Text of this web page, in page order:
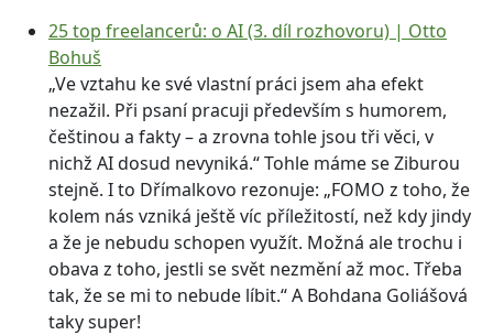
25 top freelancerů: o AI (3. díl rozhovoru) | Otto
Bohuš
„Ve vztahu ke své vlastní práci jsem aha efekt
nezažil. Při psaní pracuji především s humorem,
češtinou a fakty – a zrovna tohle jsou tři věci, v
nichž AI dosud nevyniká.“ Tohle máme se Ziburou
stejně. I to Dřímalkovo rezonuje: „FOMO z toho, že
kolem nás vzniká ještě víc příležitostí, než kdy jindy
a že je nebudu schopen využít. Možná ale trochu i
obava z toho, jestli se svět nezmění až moc. Třeba
tak, že se mi to nebude líbit.“ A Bohdana Goliášová
taky super!